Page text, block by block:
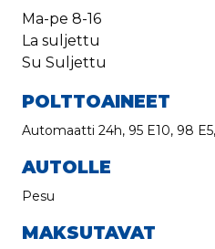
Ma-pe 8-16
La suljettu
Su Suljettu
POLTTOAINEET
Automaatti 24h, 95 E10, 98
AUTOLLE
Pesu
MAKSUTAVAT